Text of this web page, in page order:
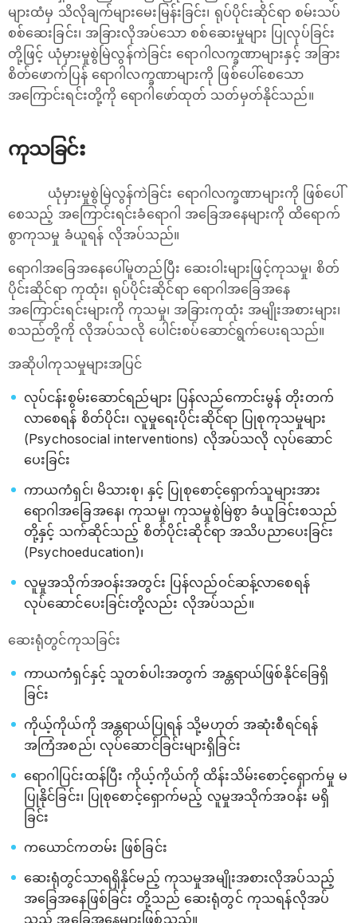
များထံမှ သိလိုချက်များမေးမြန်းခြင်း၊ ရုပ်ပိုင်းဆိုင်ရာ စမ်းသပ်
စစ်ဆေးခြင်း၊ အခြားလိုအပ်သော စစ်ဆေးမှုများ ပြုလုပ်ခြင်း
တို့ဖြင့် ယုံမှားမှုစွဲမြဲလွန်ကဲခြင်း ရောဂါလက္ခဏာများနှင့် အခြား
စိတ်ဖောက်ပြန် ရောဂါလက္ခဏာများကို ဖြစ်ပေါ်စေသော
အကြောင်းရင်းတို့ကို ရောဂါဖော်ထုတ် သတ်မှတ်နိုင်သည်။
ကုသခြင်း
ယုံမှားမှုစွဲမြဲလွန်ကဲခြင်း ရောဂါလက္ခဏာများကို ဖြစ်ပေါ်
စေသည့် အကြောင်းရင်းခံရောဂါ အခြေအနေများကို ထိရောက်
စွာကုသမှု ခံယူရန် လိုအပ်သည်။
ရောဂါအခြေအနေပေါ်မူတည်ပြီး ဆေးဝါးများဖြင့်ကုသမှု၊ စိတ်
ပိုင်းဆိုင်ရာ ကုထုံး၊ ရုပ်ပိုင်းဆိုင်ရာ ရောဂါအခြေအနေ
အကြောင်းရင်းများကို ကုသမှု၊ အခြားကုထုံး အမျိုးအစားများ၊
စသည်တို့ကို လိုအပ်သလို ပေါင်းစပ်ဆောင်ရွက်ပေးရသည်။
အဆိုပါကုသမှုများအပြင်
လုပ်ငန်းစွမ်းဆောင်ရည်များ ပြန်လည်ကောင်းမွန် တိုးတက်
လာစေရန် စိတ်ပိုင်း၊ လူမှုရေးပိုင်းဆိုင်ရာ ပြုစုကုသမှုများ
(Psychosocial interventions) လိုအပ်သလို လုပ်ဆောင်
ပေးခြင်း
ကာယကံရှင်၊ မိသားစု၊ နှင့် ပြုစုစောင့်ရှောက်သူများအား
ရောဂါအခြေအနေ၊ ကုသမှု၊ ကုသမှုစွဲမြဲစွာ ခံယူခြင်းစသည်
တို့နှင့် သက်ဆိုင်သည့် စိတ်ပိုင်းဆိုင်ရာ အသိပညာပေးခြင်း
(Psychoeducation)၊
လူမှုအသိုက်အဝန်းအတွင်း ပြန်လည်ဝင်ဆန့်လာစေရန်
လုပ်ဆောင်ပေးခြင်းတို့လည်း လိုအပ်သည်။
ဆေးရုံတွင်ကုသခြင်း
ကာယကံရှင်နှင့် သူတစ်ပါးအတွက် အန္တရာယ်ဖြစ်နိုင်ခြေရှိ
ခြင်း
ကိုယ့်ကိုယ်ကို အန္တရာယ်ပြုရန် သို့မဟုတ် အဆုံးစီရင်ရန်
အကြံအစည်၊ လုပ်ဆောင်ခြင်းများရှိခြင်း
ရောဂါပြင်းထန်ပြီး ကိုယ့်ကိုယ်ကို ထိန်းသိမ်းစောင့်ရှောက်မှု မ
ပြုနိုင်ခြင်း၊ ပြုစုစောင့်ရှောက်မည့် လူမှုအသိုက်အဝန်း မရှိ
ခြင်း
ကယောင်ကတမ်း ဖြစ်ခြင်း
ဆေးရုံတွင်သာရရှိနိုင်မည့် ကုသမှုအမျိုးအစားလိုအပ်သည့်
အခြေအနေဖြစ်ခြင်း တို့သည် ဆေးရုံတွင် ကုသရန်လိုအပ်
သည့် အခြေအနေများဖြစ်သည်။